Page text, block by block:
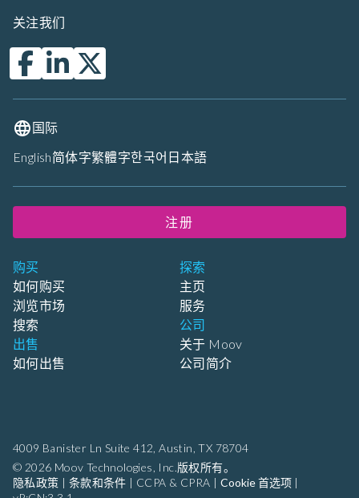
4009 Banister Ln Suite 412, Austin, TX 78704
© 2026 Moov Technologies, Inc.版权所有。
隐私政策 | 条款和条件 | CCPA & CPRA | Cookie 首选项|
购买
如何购买
浏览市场
搜索
出售
如何出售
探索
主页
服务
公司
关于 Moov
公司简介
关注我们
国际
English简体字繁體字한국어 日本語
注册